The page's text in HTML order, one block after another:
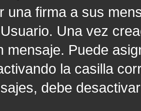
una firma a sus
Una vez
mensaje. Puede
la casilla
debe